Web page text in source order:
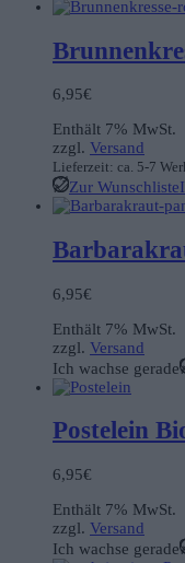
6,95€
Enthält 7% MwSt.
zzgl. Versand
Lieferzeit: ca. 5-7
Zur Wunschliste
6,95€
Enthält 7% MwSt.
zzgl. Versand
Ich wachse gerade
Postelein
6,95€
Enthält 7% MwSt.
zzgl. Versand
Ich wachse gerade